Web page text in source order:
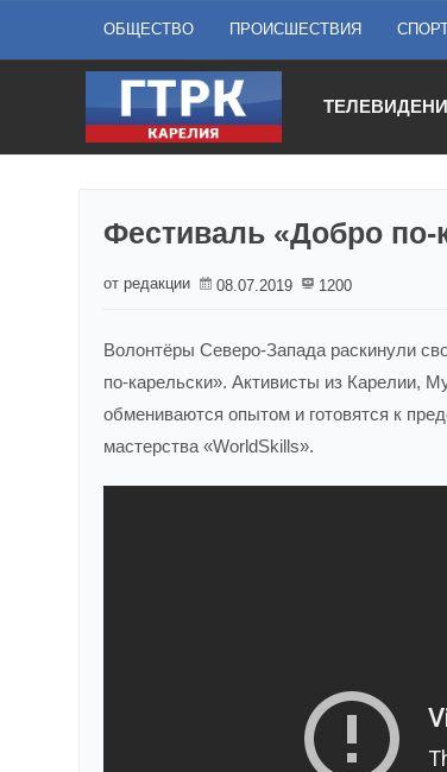
ОБЩЕСТВО ПРОИСШЕСТВИЯ
Фестиваль «Добро по-
от редакции 08.07.2019 1200
Волонтёры Северо-Запада раскинули
по-карельски». Активисты из Карелии,
обмениваются опытом и готовятся к
мастерства «WorldSkills».